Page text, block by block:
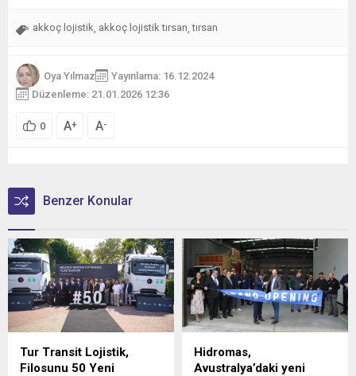
akkoç lojistik, akkoç lojistik tırsan,tırsan
Oya Yılmaz
Yayınlama: 16.12.2024
Düzenleme: 21.01.2026 12:36
0 A+ A-
Benzer Konular
Tur Transit Lojistik,
Filosunu 50 Yeni
Hidromas,
Avustralya’daki yeni